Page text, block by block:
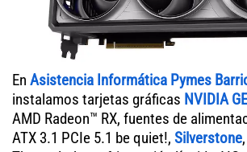
En Asistencia Informática Pymes
instalamos tarjetas gráficas NVIDIA
AMD Radeon™ RX, fuentes de
ATX 3.1 PCIe 5.1 be quiet!, Silverstone